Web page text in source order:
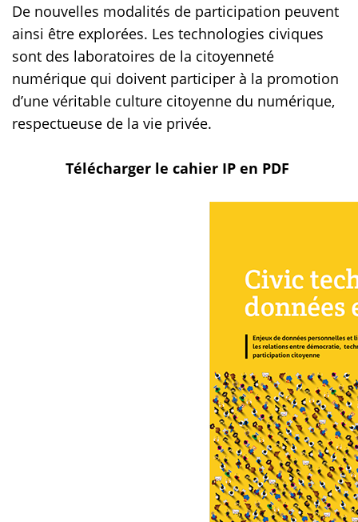
De nouvelles modalités de participation peuvent
ainsi être explorées. Les technologies civiques
sont des laboratoires de la citoyenneté
numérique qui doivent participer à la promotion
d’une véritable culture citoyenne du numérique,
respectueuse de la vie privée.
Télécharger le cahier IP en PDF